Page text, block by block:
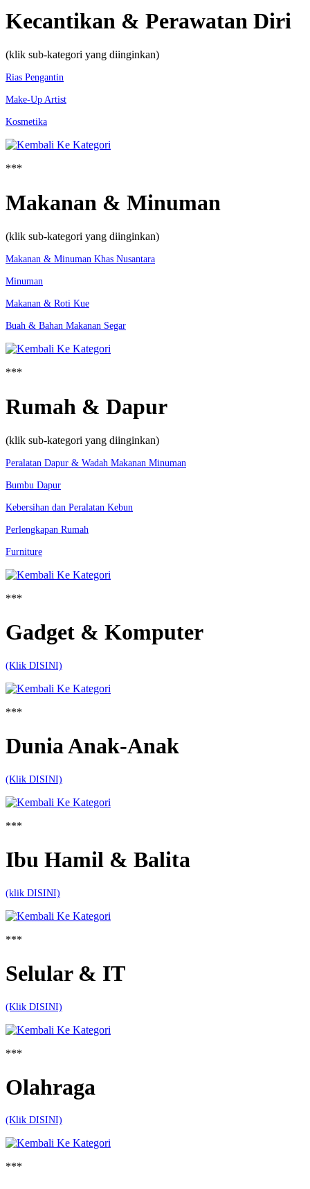
Kecantikan & Perawatan Diri
(klik sub-kategori yang diinginkan)
Rias Pengantin
Make-Up Artist
Kosmetika
***
Makanan & Minuman
(klik sub-kategori yang diinginkan)
Makanan & Minuman Khas Nusantara
Minuman
Makanan & Roti Kue
Buah & Bahan Makanan Segar
***
Rumah & Dapur
(klik sub-kategori yang diinginkan)
Peralatan Dapur & Wadah Makanan Minuman
Bumbu Dapur
Kebersihan dan Peralatan Kebun
Perlengkapan Rumah
Furniture
***
Gadget & Komputer
(Klik DISINI)
***
Dunia Anak-Anak
(Klik DISINI)
***
Ibu Hamil & Balita
(klik DISINI)
***
Selular & IT
(Klik DISINI)
***
Olahraga
(Klik DISINI)
***